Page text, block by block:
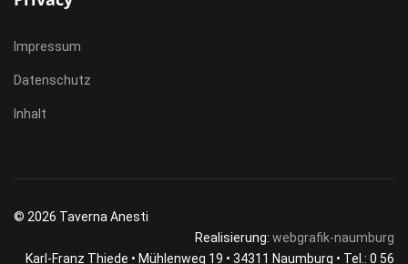
Impressum
Datenschutz
Inhalt
© 2026 Taverna Anesti
Realisierung: webgrafik-naumburg
Karl-Franz Thiede • Mühlenweg 19 • 34311 Naumburg • Tel.: 0 56